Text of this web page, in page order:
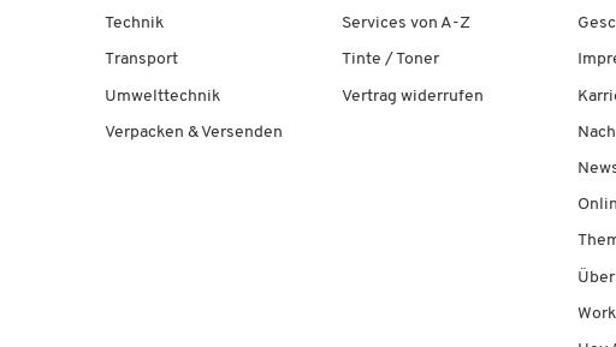
Technik
Transport
Umwelttechnik
Verpacken & Versenden
Services von A-Z
Tinte / Toner
Vertrag widerrufen